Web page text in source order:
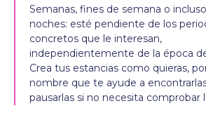
Semanas, fines de semana o
noches: esté pendiente de los
concretos que le interesan,
independientemente de la época
Crea tus estancias como quieras,
nombre que te ayude a
pausarlas si no necesita comprobar